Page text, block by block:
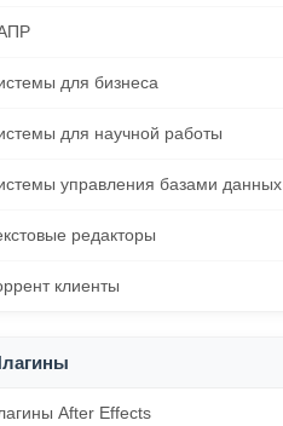
для бизнеса
для научной работы
управления базами данных
редакторы
клиенты
After Effects